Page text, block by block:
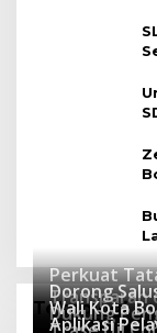
Teknologi
Perkuat
Transparan
Luncurkan
8 Juli 2026
Dorong
Dukung
Wali Kota
Aplikasi